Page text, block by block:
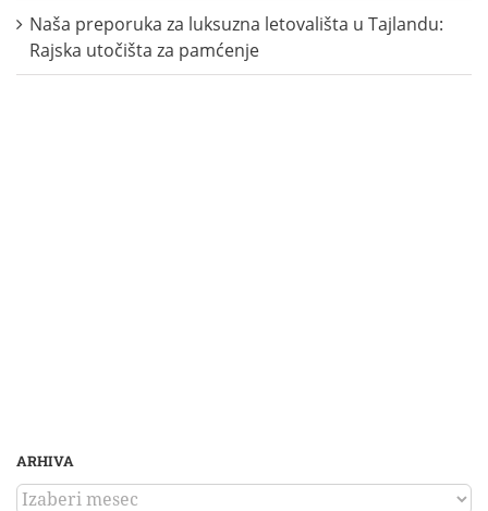
Naša preporuka za luksuzna letovališta u Tajlandu:
Rajska utočišta za pamćenje
ARHIVA
ARHIVA